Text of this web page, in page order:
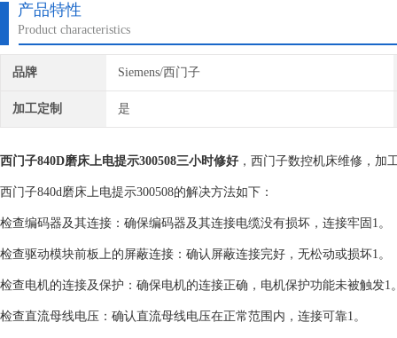
产品特性
Product characteristics
品牌 Siemens/西门子
加工定制 是
西门子840D磨床上电提示300508三小时修好 ，西门子数控机床维修，加
西门子840d磨床上电提示300508的解决方法如下：
检查编码器及其连接：确保编码器及其连接电缆没有损坏，连接牢固1。
检查驱动模块前板上的屏蔽连接：确认屏蔽连接完好，无松动或损坏1。
检查电机的连接及保护：确保电机的连接正确，电机保护功能未被触发1
检查直流母线电压：确认直流母线电压在正常范围内，连接可靠1。